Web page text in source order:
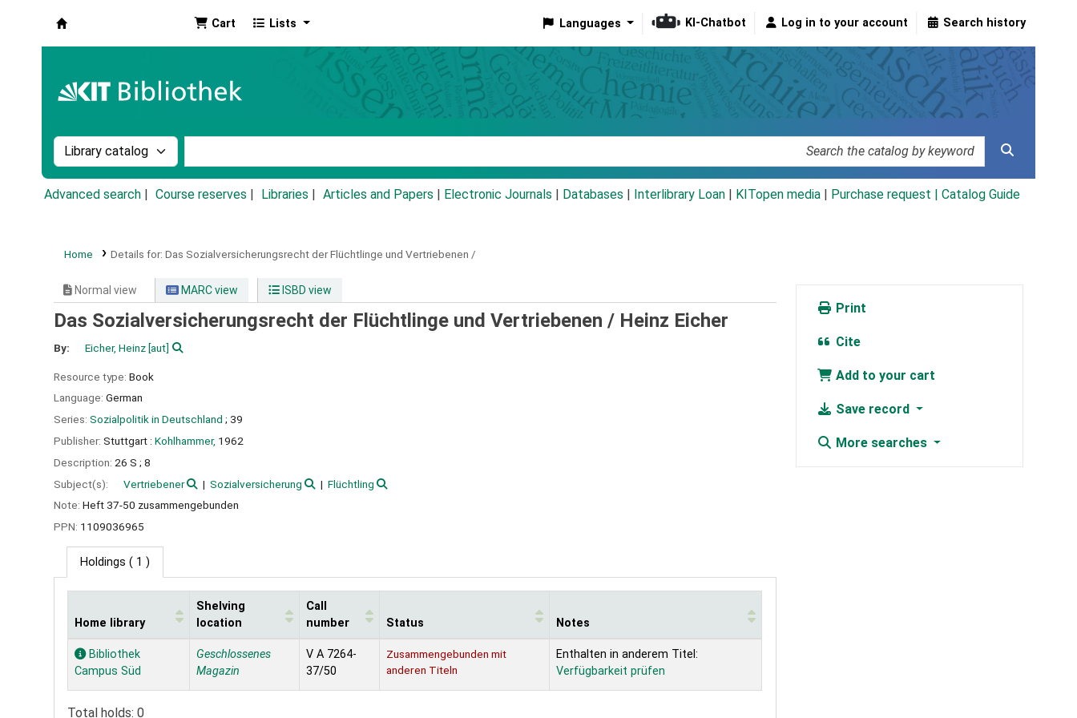
Cart Lists Languages KI-Chatbot Log in to your account Search history
Search the catalog by:
Advanced search Course reserves Libraries Articles and Papers Electronic Journals Databases Interlibrary Loan KITopen media Purchase request | Catalog Guide
Home Details for: Das Sozialversicherungsrecht der Flüchtlinge und Vertriebenen /
Normal view MARC view ISBD view
Das Sozialversicherungsrecht der Flüchtlinge und Vertriebenen / Heinz Eicher
By: Eicher, Heinz[aut]
Resource type: Book
Language: German
Series: Sozialpolitik in Deutschland ; 39
Publisher: Stuttgart : Kohlhammer, 1962
Description: 26 S ; 8
Subject(s):
Vertriebener Sozialversicherung
Flüchtling
Note: Heft 37-50 zusammengebunden
PPN: 1109036965
Holdings ( 1 )
Holdings
Home library
Shelving
location
Call
number
Status Notes
Bibliothek
Campus Süd
Geschlossenes
Magazin
V A 7264-
37/50
Zusammengebunden mit
anderen Titeln
Enthalten in anderem Titel:
Verfügbarkeit prüfen
Total holds: 0
Print
Cite
Add to your cart
Save record
More searches